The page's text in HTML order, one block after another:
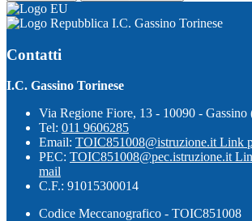
I.C. Gassino Torinese
Contatti
I.C. Gassino Torinese
Via Regione Fiore, 13 - 10090 - Gassino
Tel: 011 9606285
Email: TOIC851008@istruzione.it Link
PEC: TOIC851008@pec.istruzione.it
mail
C.F.: 91015300014
Codice Meccanografico - TOIC851008